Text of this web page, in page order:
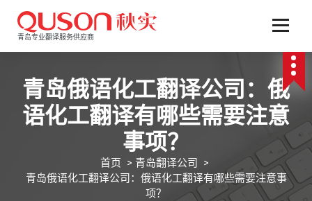
文
青岛专业翻译服务供应商
青岛俄语化工翻译公司：俄
语化工翻译有哪些需要注意
事项？
首页 > 青岛翻译公司
>
青岛俄语化工翻译公司：俄语化工翻译有哪些需要注意事
项？